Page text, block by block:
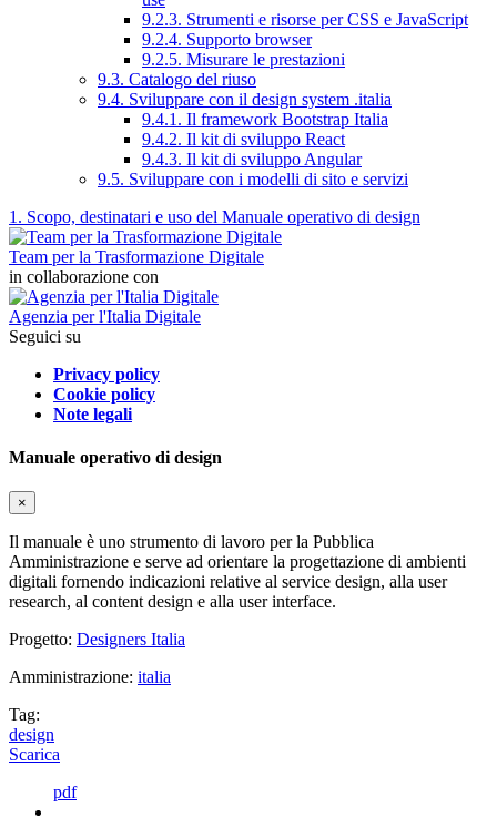
9.2.3. Strumenti e risorse per CSS e JavaScript
9.2.4. Supporto browser
9.2.5. Misurare le prestazioni
9.3. Catalogo del riuso
9.4. Sviluppare con il design system .italia
9.4.1. Il framework Bootstrap Italia
9.4.2. Il kit di sviluppo React
9.4.3. Il kit di sviluppo Angular
9.5. Sviluppare con i modelli di sito e servizi
1. Scopo, destinatari e uso del Manuale operativo di design
Team per la Trasformazione Digitale
in collaborazione con
Agenzia per l'Italia Digitale
Seguici su
Privacy policy
Cookie policy
Note legali
Manuale operativo di design
×
Il manuale è uno strumento di lavoro per la Pubblica
Amministrazione e serve ad orientare la progettazione di ambienti
digitali fornendo indicazioni relative al service design, alla user
research, al content design e alla user interface.
Progetto: Designers Italia
Amministrazione: italia
Tag:
design
Scarica
pdf